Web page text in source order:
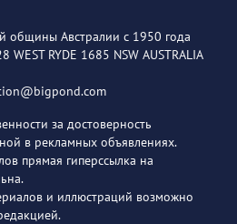
общины Австралии с 1950 года
RYDE 1685 NSW AUSTRALIA
за достоверность
в рекламных объявлениях.
прямая гиперссылка на
и иллюстраций возможно